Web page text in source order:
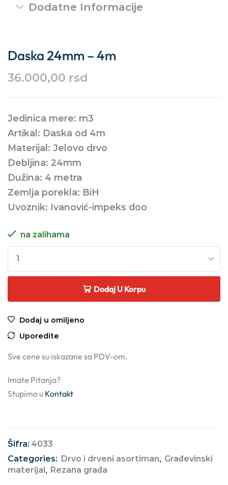
Dodatne Informacije
Daska 24mm – 4m
36.000,00 rsd
Jedinica mere: m3
Artikal: Daska od 4m
Materijal: Jelovo drvo
Debljina: 24mm
Dužina: 4 metra
Zemlja porekla: BiH
Uvoznik: Ivanović-impeks doo
na zalihama
Dodaj U Korpu
Dodaj u omiljeno
Uporedite
Sve cene su iskazane sa PDV-om.
Imate Pitanja?
Stupimo u Kontakt
Šifra: 4033
Categories: Drvo i drveni asortiman, Građevinski
materijal , Rezana građa